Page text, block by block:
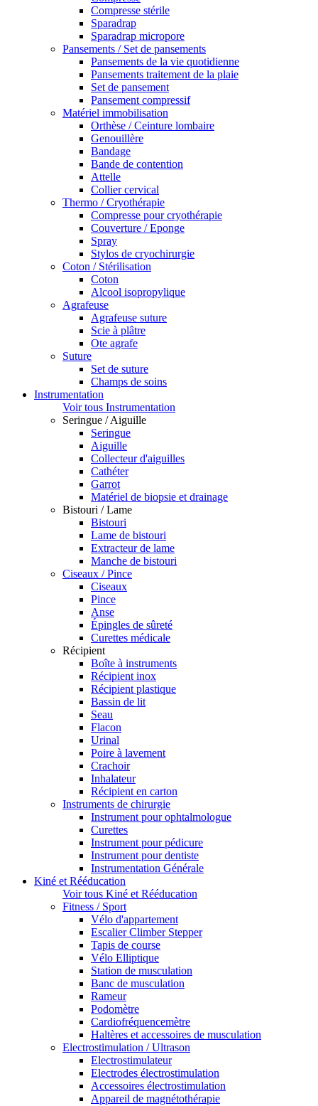
Compresse stérile
Sparadrap
Sparadrap micropore
Pansements / Set de pansements
Pansements de la vie quotidienne
Pansements traitement de la plaie
Set de pansement
Pansement compressif
Matériel immobilisation
Orthèse / Ceinture lombaire
Genouillère
Bandage
Bande de contention
Attelle
Collier cervical
Thermo / Cryothérapie
Compresse pour cryothérapie
Couverture / Eponge
Spray
Stylos de cryochirurgie
Coton / Stérilisation
Coton
Alcool isopropylique
Agrafeuse
Agrafeuse suture
Scie à plâtre
Ote agrafe
Suture
Set de suture
Champs de soins
Instrumentation
Voir tous Instrumentation
Seringue / Aiguille
Seringue
Aiguille
Collecteur d'aiguilles
Cathéter
Garrot
Matériel de biopsie et drainage
Bistouri / Lame
Bistouri
Lame de bistouri
Extracteur de lame
Manche de bistouri
Ciseaux / Pince
Ciseaux
Pince
Anse
Épingles de sûreté
Curettes médicale
Récipient
Boîte à instruments
Récipient inox
Récipient plastique
Bassin de lit
Seau
Flacon
Urinal
Poire à lavement
Crachoir
Inhalateur
Récipient en carton
Instruments de chirurgie
Instrument pour ophtalmologue
Curettes
Instrument pour pédicure
Instrument pour dentiste
Instrumentation Générale
Kiné et Rééducation
Voir tous Kiné et Rééducation
Fitness / Sport
Vélo d'appartement
Escalier Climber Stepper
Tapis de course
Vélo Elliptique
Station de musculation
Banc de musculation
Rameur
Podomètre
Cardiofréquencemètre
Haltères et accessoires de musculation
Electrostimulation / Ultrason
Electrostimulateur
Electrodes électrostimulation
Accessoires électrostimulation
Appareil de magnétothérapie